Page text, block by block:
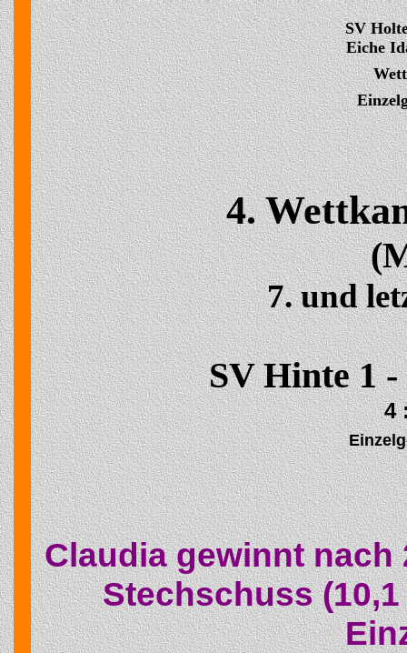
SV
Eiche
4.
7. und
SV Hinte 1
4
Claudia gewinnt nach
Stechschuss